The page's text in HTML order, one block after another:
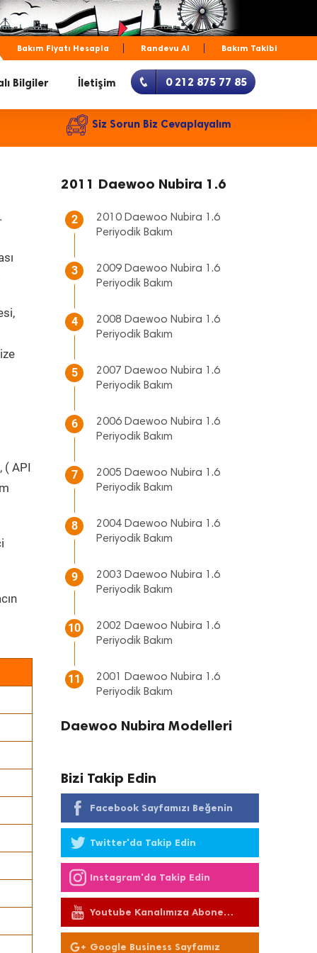
Bakım Fiyatı Hesapla Randevu Al Bakım Takibi
Bilgiler İletişim 0 212 875 77 85
Siz Sorun Biz Cevaplayalım
( API
2011 Daewoo Nubira 1.6
2
2010 Daewoo Nubira 1.6
Periyodik Bakım
3
2009 Daewoo Nubira 1.6
Periyodik Bakım
4
2008 Daewoo Nubira 1.6
Periyodik Bakım
5
2007 Daewoo Nubira 1.6
Periyodik Bakım
6
2006 Daewoo Nubira 1.6
Periyodik Bakım
7
2005 Daewoo Nubira 1.6
Periyodik Bakım
8
2004 Daewoo Nubira 1.6
Periyodik Bakım
9
2003 Daewoo Nubira 1.6
Periyodik Bakım
10
2002 Daewoo Nubira 1.6
Periyodik Bakım
11
2001 Daewoo Nubira 1.6
Periyodik Bakım
Daewoo Nubira Modelleri
Bizi Takip Edin
Facebook Sayfamızı Beğenin
Twitter'da Takip Edin
Instagram'da Takip Edin
Youtube Kanalımıza Abone
Olun
Google Business Sayfamız